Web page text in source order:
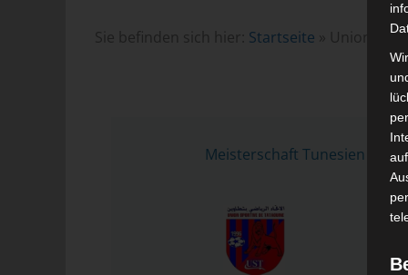
Sie befinden sich hier: Startseite » Union
Meisterschaft Tunesien